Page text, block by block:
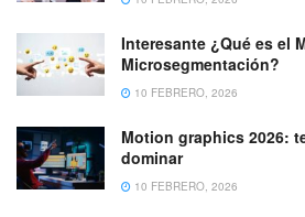
Interesante ¿Qué es el
Microsegmentación?
10 FEBRERO, 2026
Motion graphics 2026:
dominar
10 FEBRERO, 2026